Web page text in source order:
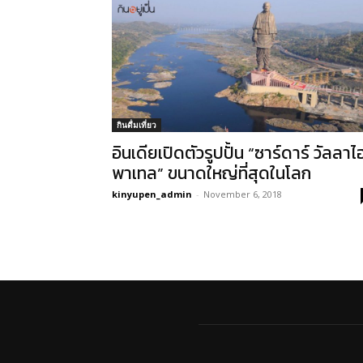
กินดื่มเที่ยว
อินเดียเปิดตัวรูปปั้น “ซาร์ดาร์ วัลลาไ
พาเทล” ขนาดใหญ่ที่สุดในโลก
kinyupen_admin - November 6, 2018